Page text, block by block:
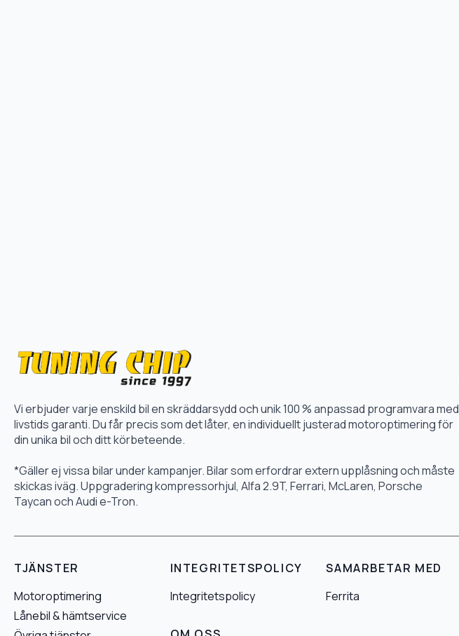
Vi erbjuder varje enskild bil en skräddarsydd och unik 100 % anpassad programvara med
livstids garanti. Du får precis som det låter, en individuellt justerad motoroptimering för
din unika bil och ditt körbeteende.
*Gäller ej vissa bilar under kampanjer. Bilar som erfordrar extern upplåsning och måste
skickas iväg. Uppgradering kompressorhjul, Alfa 2.9T, Ferrari, McLaren, Porsche
Taycan och Audi e-Tron.
TJÄNSTER
Motoroptimering
Lånebil & hämtservice
INTEGRITETSPOLICY
Integritetspolicy
SAMARBETAR MED
Ferrita